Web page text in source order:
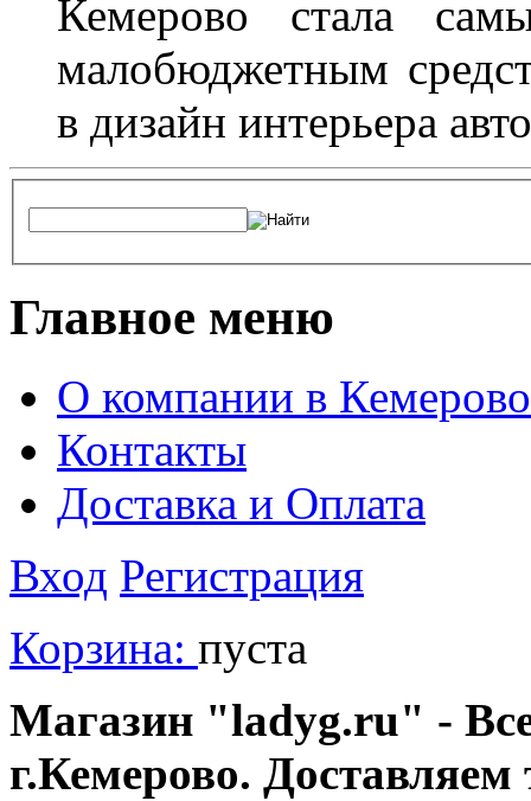
Кемерово стала
малобюджетным
в дизайн интерьера
Главное меню
О компании в Кемерово
Контакты
Доставка и Оплата
Вход Регистрация
Корзина: пуста
Магазин "ladyg.ru" -
г.Кемерово.